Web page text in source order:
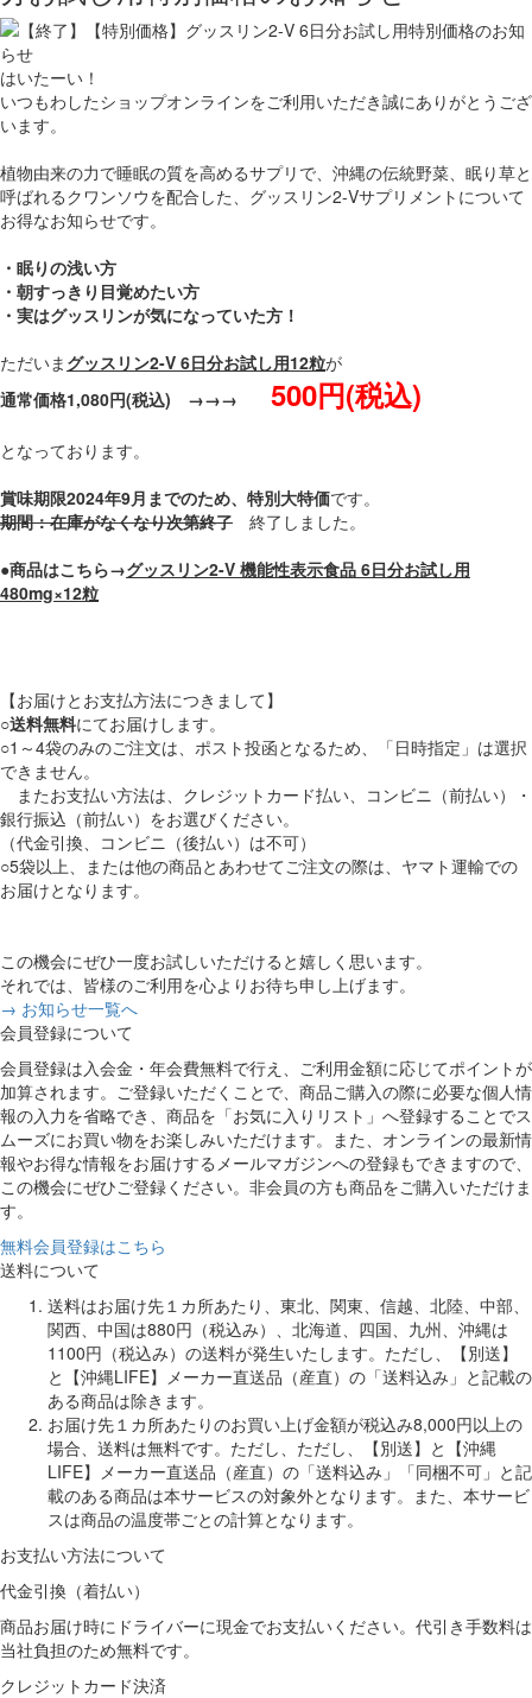
はいたーい！
いつもわしたショップオンラインをご利用いただき誠にありがとうござ
います。
植物由来の力で睡眠の質を高めるサプリで、沖縄の伝統野菜、眠り草と
呼ばれるクワンソウを配合した、グッスリン2-Vサプリメントについて
お得なお知らせです。
・眠りの浅い方
・朝すっきり目覚めたい方
・実はグッスリンが気になっていた方！
ただいま グッスリン2-V 6日分お試し用12粒が
通常価格1,080円(税込) →→→ 500円(税込)
となっております。
賞味期限2024年9月までのため、特別大特価です。
期間：在庫がなくなり次第終了 終了しました。
●商品はこちら→グッスリン2-V 機能性表示食品 6日分お試し用
480mg×12粒
【お届けとお支払方法につきまして】
○送料無料にてお届けします。
○1～4袋のみのご注文は、ポスト投函となるため、「日時指定」は選択
できません。
またお支払い方法は、クレジットカード払い、コンビニ（前払い）・
銀行振込（前払い）をお選びください。
（代金引換、コンビニ（後払い）は不可）
○5袋以上、または他の商品とあわせてご注文の際は、ヤマト運輸での
お届けとなります。
この機会にぜひ一度お試しいただけると嬉しく思います。
それでは、皆様のご利用を心よりお待ち申し上げます。
→ お知らせ一覧へ
会員登録について
会員登録は入会金・年会費無料で行え、ご利用金額に応じてポイントが
加算されます。ご登録いただくことで、商品ご購入の際に必要な個人情
報の入力を省略でき、商品を「お気に入りリスト」へ登録することでス
ムーズにお買い物をお楽しみいただけます。また、オンラインの最新情
報やお得な情報をお届けするメールマガジンへの登録もできますので、
この機会にぜひご登録ください。非会員の方も商品をご購入いただけま
す。
無料会員登録はこちら
送料について
送料はお届け先１カ所あたり、東北、関東、信越、北陸、中部、
関西、中国は880円（税込み）、北海道、四国、九州、沖縄は
1100円（税込み）の送料が発生いたします。ただし、【別送】
と【沖縄LIFE】メーカー直送品（産直）の「送料込み」と記載の
ある商品は除きます。
お届け先１カ所あたりのお買い上げ金額が税込み8,000円以上の
場合、送料は無料です。ただし、ただし、【別送】と【沖縄
LIFE】メーカー直送品（産直）の「送料込み」「同梱不可」と記
載のある商品は本サービスの対象外となります。また、本サービ
スは商品の温度帯ごとの計算となります。
お支払い方法について
代金引換（着払い）
商品お届け時にドライバーに現金でお支払いください。代引き手数料は
当社負担のため無料です。
クレジットカード決済